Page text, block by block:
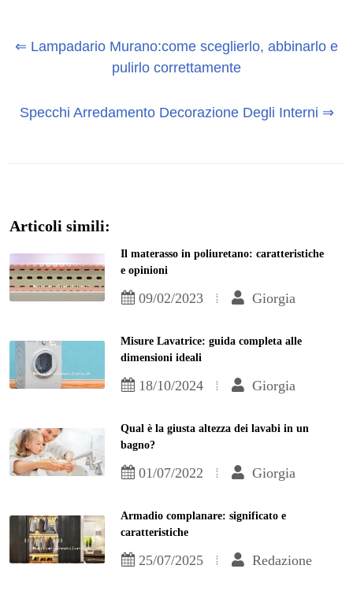
⇐ Lampadario Murano:come sceglierlo, abbinarlo e
pulirlo correttamente
Specchi Arredamento Decorazione Degli Interni ⇒
Articoli simili:
Il materasso in poliuretano: caratteristiche
e opinioni
09/02/2023 Giorgia
Misure Lavatrice: guida completa alle
dimensioni ideali
18/10/2024 Giorgia
Qual è la giusta altezza dei lavabi in un
bagno?
01/07/2022 Giorgia
Armadio complanare: significato e
caratteristiche
25/07/2025 Redazione